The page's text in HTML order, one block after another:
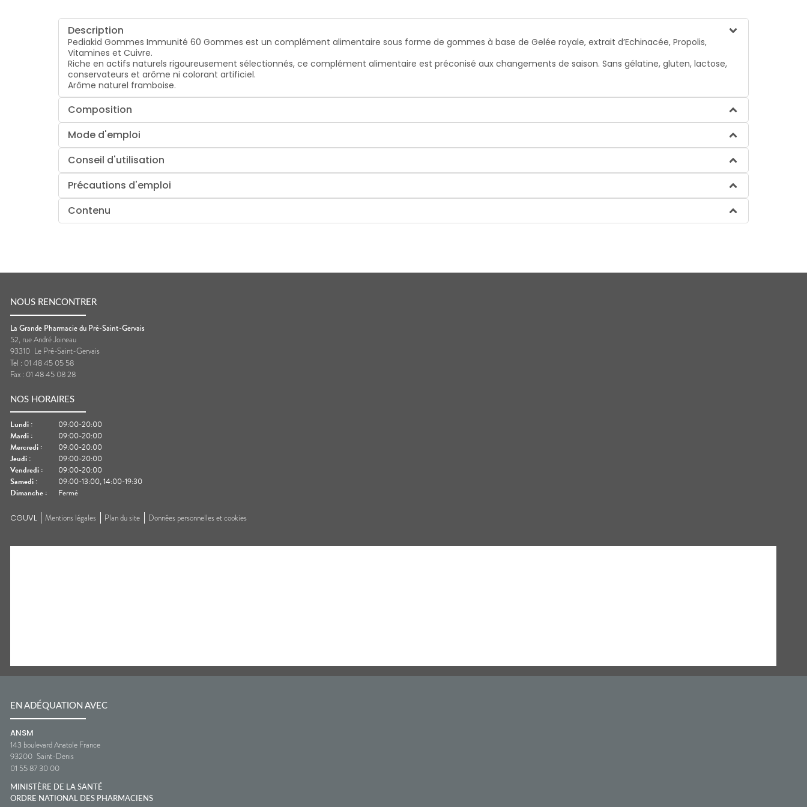
Description
Pediakid Gommes Immunité 60 Gommes est un complément alimentaire sous forme de gommes à base de Gelée royale, extrait d’Echinacée, Propolis,
Vitamines et Cuivre.
Riche en actifs naturels rigoureusement sélectionnés, ce complément alimentaire est préconisé aux changements de saison. Sans gélatine, gluten, lactose,
conservateurs et arôme ni colorant artificiel.
Arôme naturel framboise.
Composition
Mode d'emploi
Conseil d'utilisation
Précautions d'emploi
Contenu
NOUS RENCONTRER
La Grande Pharmacie du Pré-Saint-Gervais
52, rue André Joineau
93310 Le Pré-Saint-Gervais
Tel : 01 48 45 05 58
Fax : 01 48 45 08 28
NOS HORAIRES
Lundi :
09:00-20:00
Mardi :
09:00-20:00
Mercredi :
09:00-20:00
Jeudi :
09:00-20:00
Vendredi :
09:00-20:00
Samedi :
09:00-13:00, 14:00-19:30
Dimanche : Fermé
CGUVL Mentions légales Plan du site Données personnelles et cookies
EN ADÉQUATION AVEC
ANSM
143 boulevard Anatole France
93200 Saint-Denis
01 55 87 30 00
MINISTÈRE DE LA SANTÉ
ORDRE NATIONAL DES PHARMACIENS